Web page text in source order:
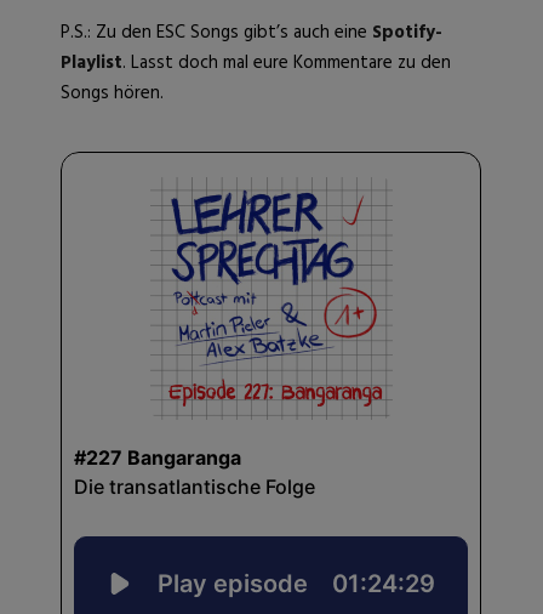
P.S.: Zu den ESC Songs gibt’s auch eine Spotify-
Playlist. Lasst doch mal eure Kommentare zu den
Songs hören.